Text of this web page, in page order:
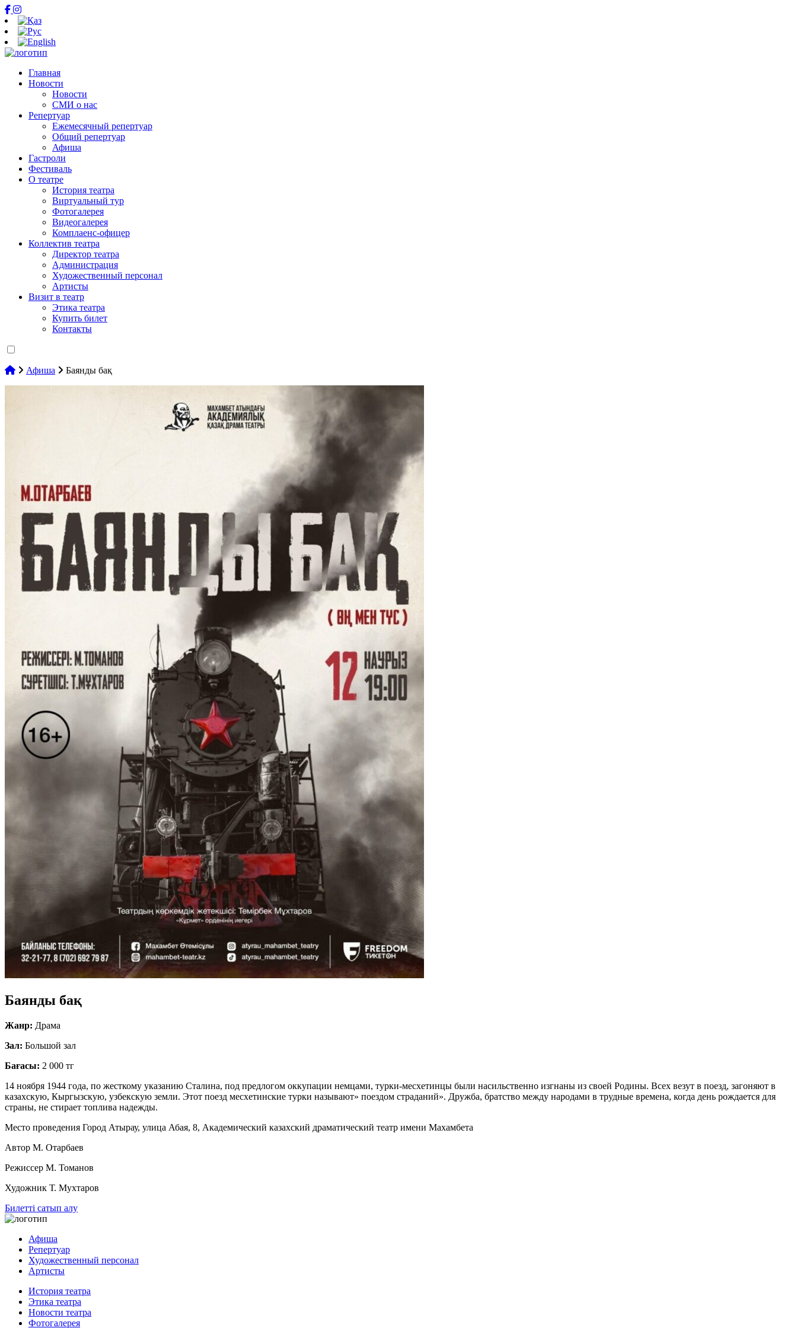
Главная
Новости
Новости
СМИ о нас
Репертуар
Ежемесячный репертуар
Общий репертуар
Афиша
Гастроли
Фестиваль
О театре
История театра
Виртуальный тур
Фотогалерея
Видеогалерея
Комплаенс-офицер
Коллектив театра
Директор театра
Администрация
Художественный персонал
Артисты
Визит в театр
Этика театра
Купить билет
Контакты
Афиша Баянды бақ
Баянды бақ
Жанр: Драма
Зал: Большой зал
Бағасы: 2 000 тг
14 ноября 1944 года, по жесткому указанию Сталина, под предлогом оккупации немцами, турки-месхетинцы были насильственно изгнаны из своей Родины. Всех везут в поезд, загоняют в
казахскую, Кыргызскую, узбекскую земли. Этот поезд месхетинские турки называют» поездом страданий». Дружба, братство между народами в трудные времена, когда день рождается для
страны, не стирает топлива надежды.
Место проведения Город Атырау, улица Абая, 8, Академический казахский драматический театр имени Махамбета
Автор М. Отарбаев
Режиссер М. Томанов
Художник Т. Мухтаров
Билетті сатып алу
Афиша
Репертуар
Художественный персонал
Артисты
История театра
Этика театра
Новости театра
Фотогалерея